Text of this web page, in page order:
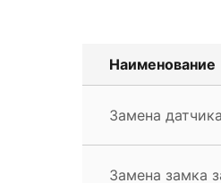
Наименование
Замена
Замена замка